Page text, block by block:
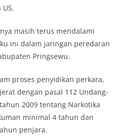
masih terus mendalami
ini dalam jaringan peredaran
Pringsewu.
proses penyidikan perkara,
dengan pasal 112 Undang-
2009 tentang Narkotika
minimal 4 tahun dan
penjara.